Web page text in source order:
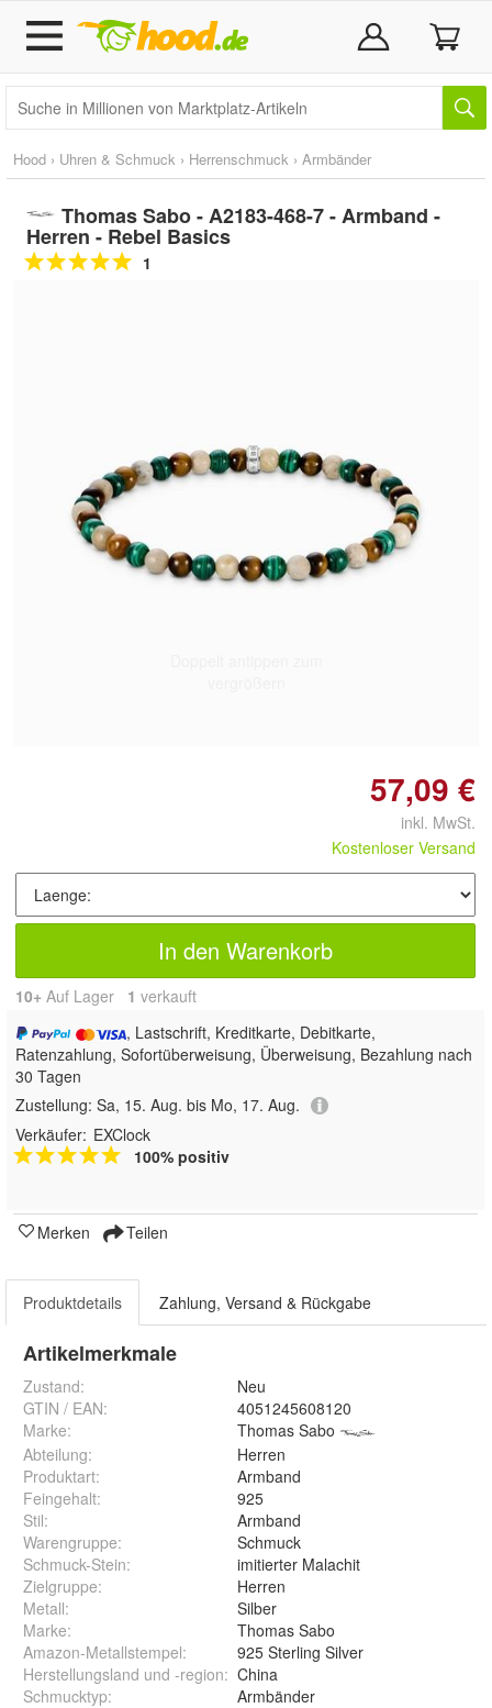
Hood › Uhren & Schmuck › Herrenschmuck › Armbänder
Thomas Sabo - A2183-468-7 - Armband -
Herren - Rebel Basics
1
57,09 €
inkl. MwSt.
Kostenloser Versand
In den Warenkorb
10+ Auf Lager 1 verkauft
, Lastschrift, Kreditkarte, Debitkarte,
Ratenzahlung, Sofortüberweisung, Überweisung, Bezahlung nach
30 Tagen
Zustellung: Sa, 15. Aug. bis Mo, 17. Aug.
Verkäufer: EXClock
100% positiv
Merken Teilen
Produktdetails Zahlung, Versand & Rückgabe
Artikelmerkmale
Zustand:
Neu
GTIN / EAN:
4051245608120
Marke:
Thomas Sabo
Abteilung:
Herren
Produktart:
Armband
Feingehalt:
925
Stil:
Armband
Warengruppe:
Schmuck
Schmuck-Stein:
imitierter Malachit
Zielgruppe:
Herren
Metall:
Silber
Marke:
Thomas Sabo
Amazon-Metallstempel:
925 Sterling Silver
Herstellungsland und -region: China
Schmucktyp:
Armbänder